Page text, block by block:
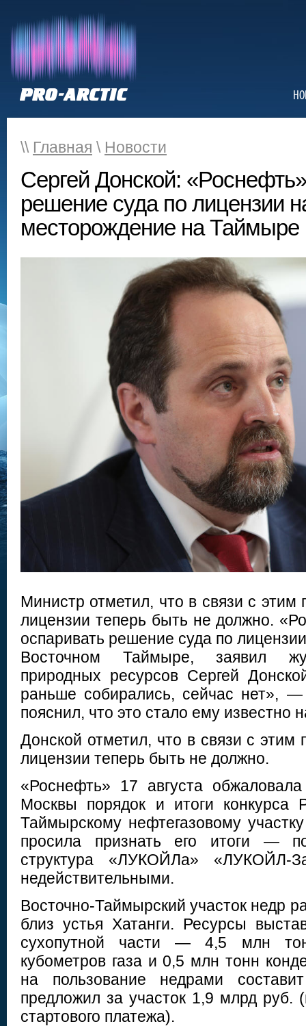
\\ Главная \ Новости
Сергей Донской:
решение суда по лицензии
месторождение на Таймыре
Министр отметил, что в связи с
лицензии теперь быть не должно.
оспаривать решение суда по
Восточном Таймыре, заявил
природных ресурсов Сергей
раньше собирались, сейчас нет»,
пояснил, что это стало ему известно
Донской отметил, что в связи с
лицензии теперь быть не должно.
«Роснефть» 17 августа
Москвы порядок и итоги конкурса
Таймырскому нефтегазовому
просила признать его итоги —
структура «ЛУКОЙЛа» «ЛУКОЙЛ-
недействительными.
Восточно-Таймырский участок недр
близ устья Хатанги. Ресурсы
сухопутной части — 4,5 млн
кубометров газа и 0,5 млн тонн
на пользование недрами
предложил за участок 1,9 млрд руб.
стартового платежа).